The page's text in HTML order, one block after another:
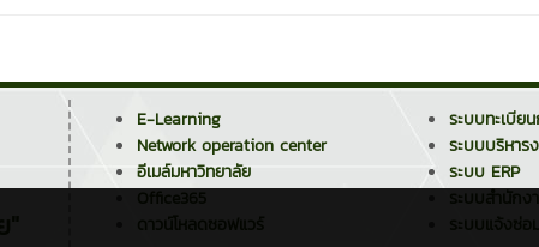
E-Learning
Network operation center
อีเมล์มหาวิทยาลัย
ดาวน์โหลดซอฟแวร์
ระบบทะเบีย
ระบบบริหาร
ระบบ ERP
ระบบสำนักง
ระบบแจ้งซ่อ